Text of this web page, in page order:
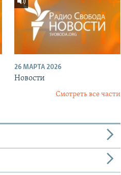
26 МАРТА 2026
Новости
Смотреть все части